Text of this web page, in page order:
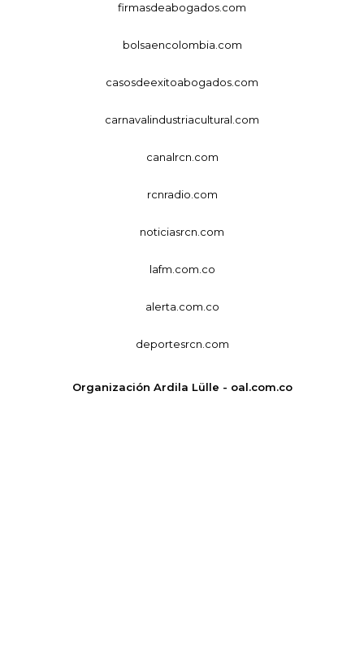
firmasdeabogados.com
bolsaencolombia.com
casosdeexitoabogados.com
carnavalindustriacultural.com
canalrcn.com
rcnradio.com
noticiasrcn.com
lafm.com.co
alerta.com.co
deportesrcn.com
Organización Ardila Lülle - oal.com.co